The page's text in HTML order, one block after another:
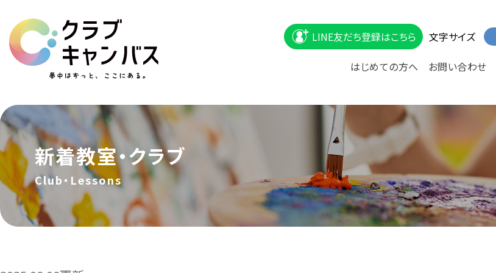
はじめての方へ お問い合わせ
LINE友だち登録はこちら 文字サイズ
新着教室・クラブ
Club・Lessons